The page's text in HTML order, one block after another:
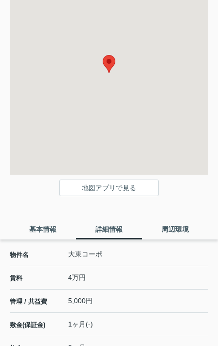
地図アプリで見る
基本情報 詳細情報 周辺環境
物件名 大東コーポ
賃料 4万円
管理 / 共益費 5,000円
敷金(保証金) 1ヶ月(-)